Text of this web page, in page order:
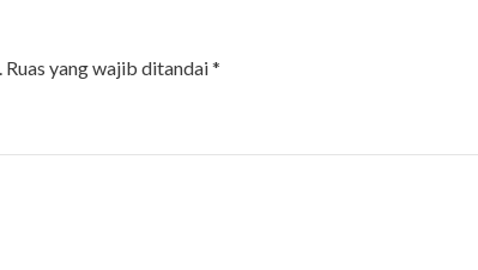
Ruas yang wajib ditandai*